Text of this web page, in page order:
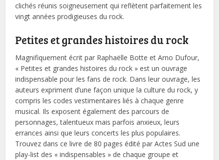
clichés réunis soigneusement qui reflètent parfaitement les
vingt années prodigieuses du rock.
Petites et grandes histoires du rock
Magnifiquement écrit par Raphaëlle Botte et Arno Dufour,
« Petites et grandes histoires du rock » est un ouvrage
indispensable pour les fans de rock. Dans leur ouvrage, les
auteurs expriment d’une façon unique la culture du rock, y
compris les codes vestimentaires liés à chaque genre
musical. Ils exposent également des parcours de
personnages, talentueux mais parfois anxieux, leurs
errances ainsi que leurs concerts les plus populaires.
Trouvez dans ce livre de 80 pages édité par Actes Sud une
play-list des « indispensables » de chaque groupe et